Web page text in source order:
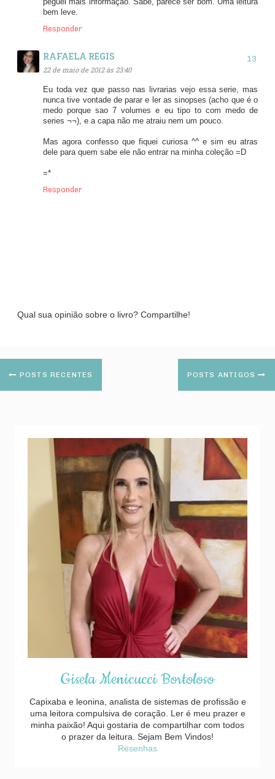
peguei mais informação. Sabe, parece ser bom. Uma leitura
bem leve.
Responder
RAFAELA REGIS
22 de maio de 2012 às 23:40
Eu toda vez que passo nas livrarias vejo essa serie, mas
nunca tive vontade de parar e ler as sinopses (acho que é o
medo porque sao 7 volumes e eu tipo to com medo de
series ¬¬), e a capa não me atraiu nem um pouco.
Mas agora confesso que fiquei curiosa ^^ e sim eu atras
dele para quem sabe ele não entrar na minha coleção =D
=*
Responder
Qual sua opinião sobre o livro? Compartilhe!
POSTS RECENTES POSTS ANTIGOS
Gisela Menicucci Bortoloso
Capixaba e leonina, analista de sistemas de profissão e
uma leitora compulsiva de coração. Ler é meu prazer e
minha paixão! Aqui gostaria de compartilhar com todos
o prazer da leitura. Sejam Bem Vindos!
Resenhas